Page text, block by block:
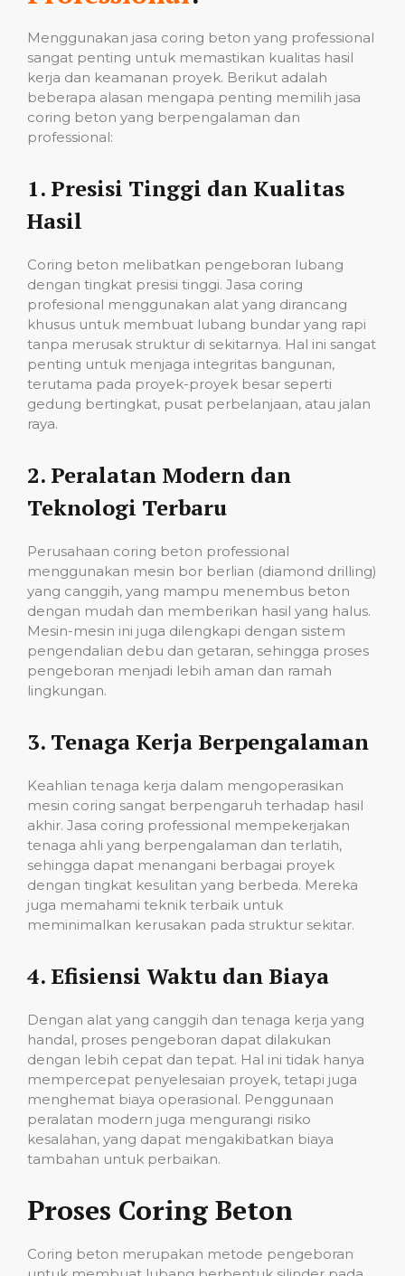
Menggunakan jasa coring beton yang professional
sangat penting untuk memastikan kualitas hasil
kerja dan keamanan proyek. Berikut adalah
beberapa alasan mengapa penting memilih jasa
coring beton yang berpengalaman dan
professional:
1. Presisi Tinggi dan Kualitas
Hasil
Coring beton melibatkan pengeboran lubang
dengan tingkat presisi tinggi. Jasa coring
profesional menggunakan alat yang dirancang
khusus untuk membuat lubang bundar yang rapi
tanpa merusak struktur di sekitarnya. Hal ini sangat
penting untuk menjaga integritas bangunan,
terutama pada proyek-proyek besar seperti
gedung bertingkat, pusat perbelanjaan, atau jalan
raya.
2. Peralatan Modern dan
Teknologi Terbaru
Perusahaan coring beton professional
menggunakan mesin bor berlian (diamond drilling)
yang canggih, yang mampu menembus beton
dengan mudah dan memberikan hasil yang halus.
Mesin-mesin ini juga dilengkapi dengan sistem
pengendalian debu dan getaran, sehingga proses
pengeboran menjadi lebih aman dan ramah
lingkungan.
3. Tenaga Kerja Berpengalaman
Keahlian tenaga kerja dalam mengoperasikan
mesin coring sangat berpengaruh terhadap hasil
akhir. Jasa coring professional mempekerjakan
tenaga ahli yang berpengalaman dan terlatih,
sehingga dapat menangani berbagai proyek
dengan tingkat kesulitan yang berbeda. Mereka
juga memahami teknik terbaik untuk
meminimalkan kerusakan pada struktur sekitar.
4. Efisiensi Waktu dan Biaya
Dengan alat yang canggih dan tenaga kerja yang
handal, proses pengeboran dapat dilakukan
dengan lebih cepat dan tepat. Hal ini tidak hanya
mempercepat penyelesaian proyek, tetapi juga
menghemat biaya operasional. Penggunaan
peralatan modern juga mengurangi risiko
kesalahan, yang dapat mengakibatkan biaya
tambahan untuk perbaikan.
Proses Coring Beton
Coring beton merupakan metode pengeboran